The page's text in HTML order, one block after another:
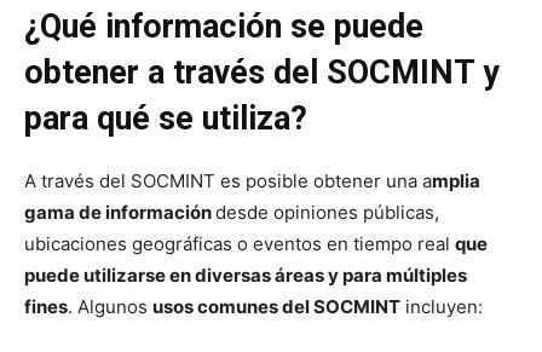
¿Qué información se puede
obtener a través del SOCMINT y
para qué se utiliza?
A través del SOCMINT es posible obtener una amplia
gama de informacióndesde opiniones públicas,
ubicaciones geográficas o eventos en tiempo real que
puede utilizarse en diversas áreas y para múltiples
fines. Algunos usos comunes del SOCMINT incluyen: